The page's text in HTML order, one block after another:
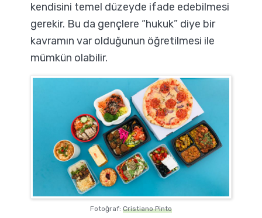
kendisini temel düzeyde ifade edebilmesi
gerekir. Bu da gençlere “hukuk” diye bir
kavramın var olduğunun öğretilmesi ile
mümkün olabilir.
Fotoğraf: Cristiano Pinto